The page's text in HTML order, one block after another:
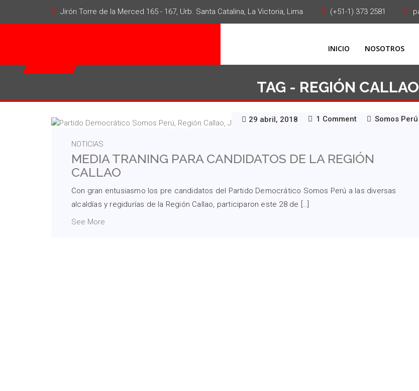
Jirón Torre de la Merced 165 - 167, Urb. Santa Catalina, La Victoria, Lima (+51-1) 373 2581
INICIO NOSOTROS
TAG - REGIÓN CALLAO
29 abril, 2018 1 Comment Somos Perú
NOTICIAS
MEDIA TRANING PARA CANDIDATOS DE LA REGIÓN
CALLAO
Con gran entusiasmo los pre candidatos del Partido Democrático Somos Perú a las diversas
alcaldías y regidurías de la Región Callao, participaron este 28 de […]
See More